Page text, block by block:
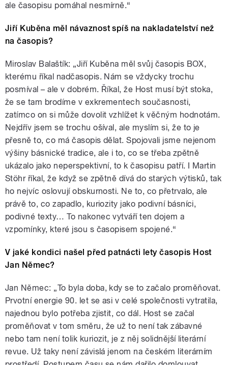
ale časopisu pomáhal nesmírně.“
Jiří Kuběna měl návaznost spíš na nakladatelství než
na časopis?
Miroslav Balaštík: „Jiří Kuběna měl svůj časopis BOX,
kterému říkal nadčasopis. Nám se vždycky trochu
posmíval – ale v dobrém. Říkal, že Host musí být stoka,
že se tam brodíme v exkrementech současnosti,
zatímco on si může dovolit vzhlížet k věčným hodnotám.
Nejdřív jsem se trochu ošíval, ale myslím si, že to je
přesně to, co má časopis dělat. Spojovali jsme nejenom
výšiny básnické tradice, ale i to, co se třeba zpětně
ukázalo jako neperspektivní, to k časopisu patří. I Martin
Stöhr říkal, že když se zpětně dívá do starých výtisků, tak
ho nejvíc oslovují obskurnosti. Ne to, co přetrvalo, ale
právě to, co zapadlo, kuriozity jako podivní básníci,
podivné texty… To nakonec vytváří ten dojem a
vzpomínky, které jsou s časopisem spojené.“
V jaké kondici našel před patnácti lety časopis Host
Jan Němec?
Jan Němec: „To byla doba, kdy se to začalo proměňovat.
Prvotní energie 90. let se asi v celé společnosti vytratila,
najednou bylo potřeba zjistit, co dál. Host se začal
proměňovat v tom směru, že už to není tak zábavné
nebo tam není tolik kuriozit, je z něj solidnější literární
revue. Už taky není závislá jenom na českém literárním